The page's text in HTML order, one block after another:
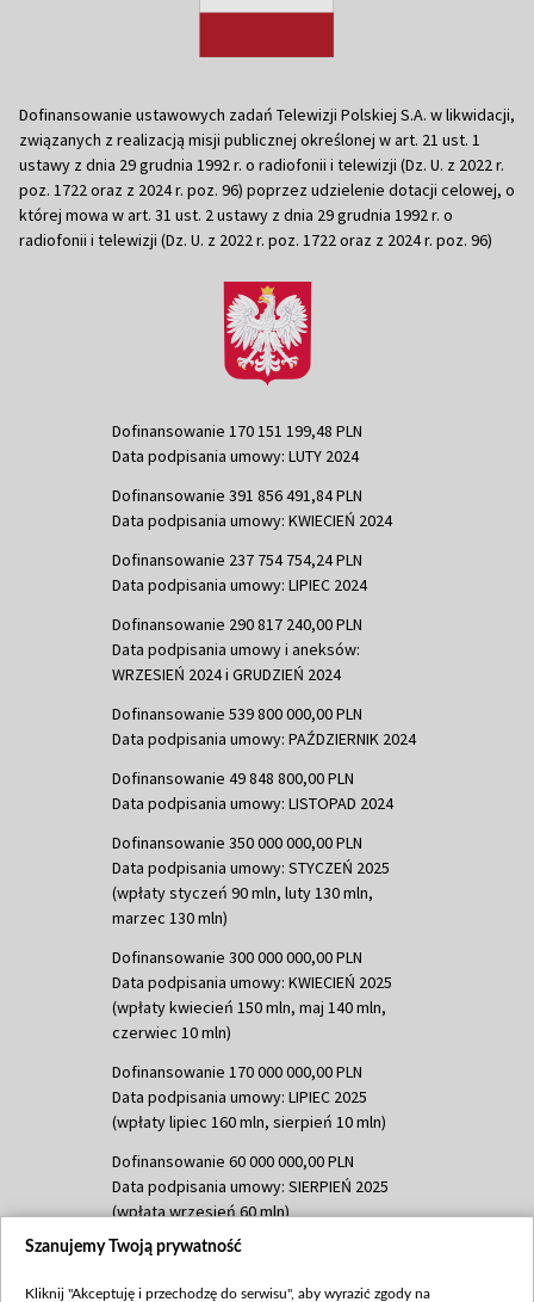
Dofinansowanie ustawowych zadań Telewizji Polskiej S.A. w likwidacji,
związanych z realizacją misji publicznej określonej w art. 21 ust. 1
ustawy z dnia 29 grudnia 1992 r. o radiofonii i telewizji (Dz. U. z 2022 r.
poz. 1722 oraz z 2024 r. poz. 96) poprzez udzielenie dotacji celowej, o
której mowa w art. 31 ust. 2 ustawy z dnia 29 grudnia 1992 r. o
radiofonii i telewizji (Dz. U. z 2022 r. poz. 1722 oraz z 2024 r. poz. 96)
Dofinansowanie 170 151 199,48 PLN
Data podpisania umowy: LUTY 2024
Dofinansowanie 391 856 491,84 PLN
Data podpisania umowy: KWIECIEŃ 2024
Dofinansowanie 237 754 754,24 PLN
Data podpisania umowy: LIPIEC 2024
Dofinansowanie 290 817 240,00 PLN
Data podpisania umowy i aneksów:
WRZESIEŃ 2024 i GRUDZIEŃ 2024
Dofinansowanie 539 800 000,00 PLN
Data podpisania umowy: PAŹDZIERNIK 2024
Dofinansowanie 49 848 800,00 PLN
Data podpisania umowy: LISTOPAD 2024
Dofinansowanie 350 000 000,00 PLN
Data podpisania umowy: STYCZEŃ 2025
(wpłaty styczeń 90 mln, luty 130 mln,
marzec 130 mln)
Dofinansowanie 300 000 000,00 PLN
Data podpisania umowy: KWIECIEŃ 2025
(wpłaty kwiecień 150 mln, maj 140 mln,
czerwiec 10 mln)
Dofinansowanie 170 000 000,00 PLN
Data podpisania umowy: LIPIEC 2025
(wpłaty lipiec 160 mln, sierpień 10 mln)
Dofinansowanie 60 000 000,00 PLN
Data podpisania umowy: SIERPIEŃ 2025
(wpłata wrzesień 60 mln)
Dofinansowanie 635 783 051,21 PLN
Szanujemy Twoją prywatność
Kliknij "Akceptuję i przechodzę do serwisu", aby wyrazić zgody na